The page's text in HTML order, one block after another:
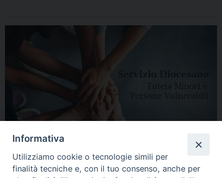
Informativa
Utilizziamo cookie o tecnologie simili per
finalità tecniche e, con il tuo consenso, anche per